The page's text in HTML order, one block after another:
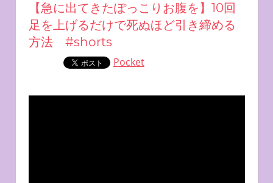
【急に出てきたぽっこりお腹を】10回
足を上げるだけで死ぬほど引き締める
方法 #shorts
Pocket